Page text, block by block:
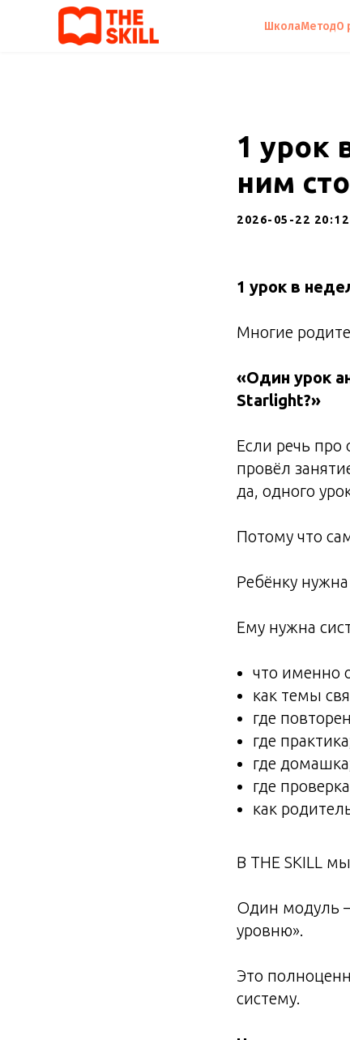
ШколаМетодО
1 урок
ним
2026-05-22 20:12
1 урок в
Многие
«Один урок
Starlight?»
Если речь
провёл
да, одного
Потому что
Ребёнку
Ему нужна
что именно
как темы
где
где
где
где
как
В THE SKILL
Один модуль
уровню».
Это
систему.